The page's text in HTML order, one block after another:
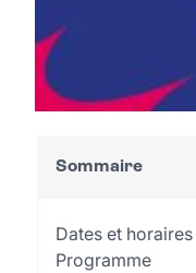
Sommaire
Dates et horaires
Programme